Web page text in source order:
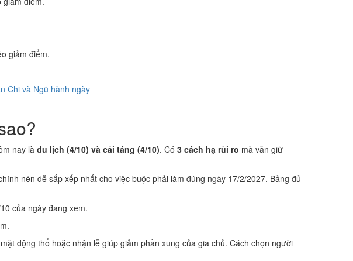
giảm điểm.
Chi và Ngũ hành ngày
nay là du lịch (4/10) và cải táng (4/10). Có 3 cách hạ rủi ro mà vẫn giữ
nên dễ sắp xếp nhất cho việc buộc phải làm đúng ngày 17/2/2027. Bảng đủ
của ngày đang xem.
động thổ hoặc nhận lễ giúp giảm phần xung của gia chủ. Cách chọn người